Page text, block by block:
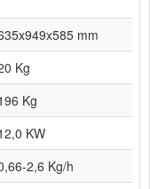
mm
Kg
Kg
KW
2,6 Kg/h